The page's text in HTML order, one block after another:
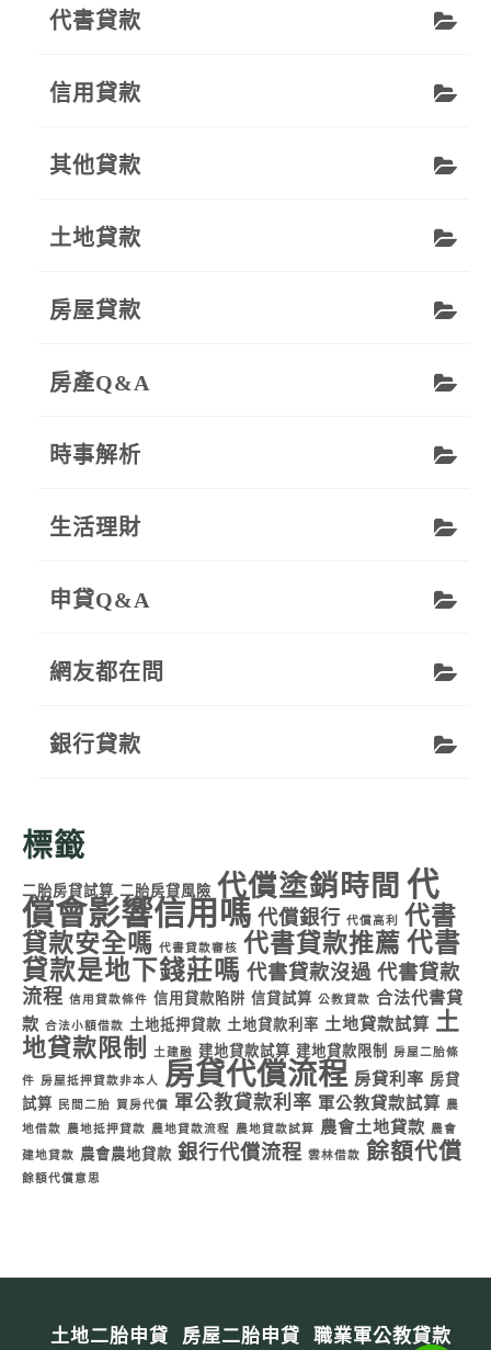
代書貸款
信用貸款
其他貸款
土地貸款
房屋貸款
房產Q&A
時事解析
生活理財
申貸Q&A
網友都在問
銀行貸款
標籤
二胎房貸試算 二胎房貸風險 代償塗銷時間 代
償會影響信用嗎 代償銀行 代償高利
代書
貸款安全嗎 代書貸款審核 代書貸款推薦 代書
貸款是地下錢莊嗎 代書貸款沒過 代書貸款
流程 信用貸款條件 信用貸款陷阱 信貸試算 公教貸款 合法代書貸
款 合法小額借款 土地抵押貸款 土地貸款利率 土地貸款試算 土
地貸款限制
土建融 建地貸款試算 建地貸款限制 房屋二胎條
件 房屋抵押貸款非本人 房貸代償流程 房貸利率 房貸
試算
民間二胎 買房代償 軍公教貸款利率 軍公教貸款試算
農
地借款
農地抵押貸款 農地貸款流程 農地貸款試算 農會土地貸款 農會
建地貸款 農會農地貸款 銀行代償流程 雲林借款 餘額代償
餘額代償意思
土地二胎申貸 房屋二胎申貸 職業軍公教貸款